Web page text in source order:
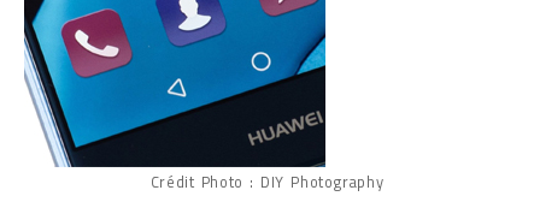
Crédit Photo : DIY Photography